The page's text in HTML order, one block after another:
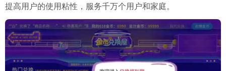
提高用户的使用粘性，服务千万个用户和家庭。